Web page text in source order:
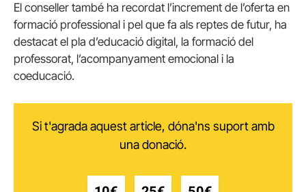
El conseller també ha recordat l’increment de l’oferta en
formació professional i pel que fa als reptes de futur, ha
destacat el pla d’educació digital, la formació del
professorat, l’acompanyament emocional i la
coeducació.
Si t'agrada aquest article, dóna'ns suport amb
una donació.